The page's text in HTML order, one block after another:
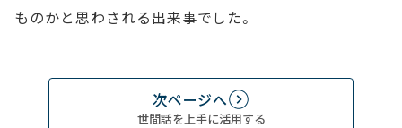
ものかと思わされる出来事でした。
次ページへ
世間話を上手に活用する